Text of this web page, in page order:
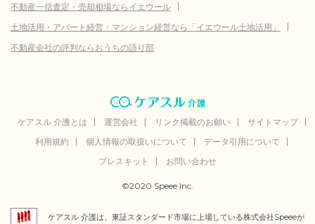
不動産一括査定・売却相場ならイエウール
土地活用・アパート経営・マンション経営なら「イエウール土地活用」
不動産会社の評判ならおうちの語り部
ケアスル 介護とは 運営会社 リンク掲載のお願い
サイトマップ
利用規約
個人情報の取扱いについて
データ引用について
プレスキット
お問い合わせ
©2020 Speee Inc.
ケアスル 介護は、東証スタンダード市場に上場している株式会社Speeeが